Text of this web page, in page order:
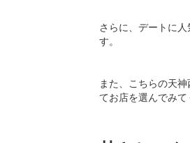
さらに、デートに
す。
また、こちらの天
てお店を選んでみて